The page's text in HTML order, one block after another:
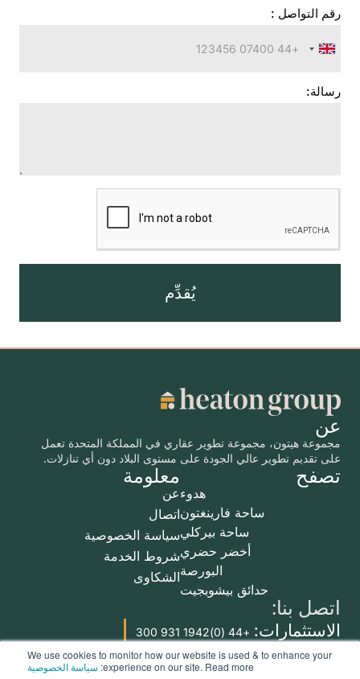
We use cookies to monitor how our website is used & to enhance your
experience on our site. Read more: سياسة الخصوصية
رقم التواصل :
المملكة
+44
رسالة:
يُقدِّم
عن
مجموعة هيتون، مجموعة تطوير عقاري في المملكة المتحدة تعمل
على تقديم تطوير عالي الجودة على مستوى البلاد دون أي تنازلات.
تصفح
هدوء
ساحة فارينغتون
ساحة بيركلي
أخضر حضري
البورصة
حدائق بيشوبجيت
معلومة
عن
اتصال
سياسة الخصوصية
شروط الخدمة
الشكاوى
اتصل بنا:
الاستثمارات: +44 (0)1942 931 300
الإيجارات:+44 (0)1942 254 999